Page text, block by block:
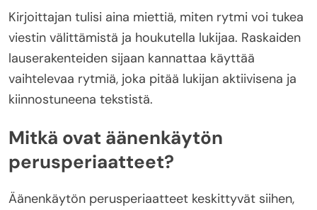
Kirjoittajan tulisi aina miettiä, miten rytmi voi tukea
viestin välittämistä ja houkutella lukijaa. Raskaiden
lauserakenteiden sijaan kannattaa käyttää
vaihtelevaa rytmiä, joka pitää lukijan aktiivisena ja
kiinnostuneena tekstistä.
Mitkä ovat äänenkäytön
perusperiaatteet?
Äänenkäytön perusperiaatteet keskittyvät siihen,